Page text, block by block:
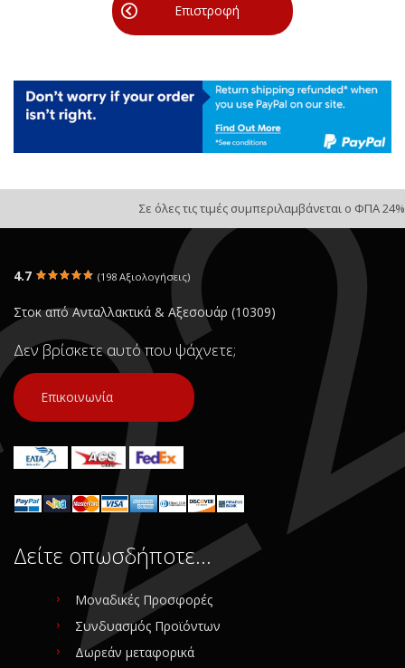
Επιστροφή
Σε όλες τις τιμές συμπεριλαμβάνεται ο ΦΠΑ 24%
4.7 (198 Αξιολογήσεις)
Στοκ από Ανταλλακτικά & Αξεσουάρ (10309)
Δεν βρίσκετε αυτό που ψάχνετε;
Επικοινωνία
Δείτε οπωσδήποτε…
Μοναδικές Προσφορές
Συνδυασμός Προϊόντων
Δωρεάν μεταφορικά